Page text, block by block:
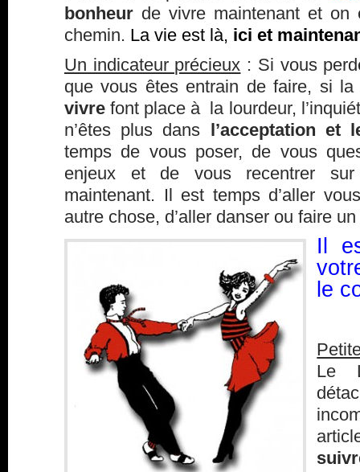
bonheur de vivre maintenant et on
chemin. La vie est là, ici et
Un indicateur précieux : Si vous
que vous êtes entrain de faire, si
vivre font place à la lourdeur,
n’êtes plus dans l’acceptation et
temps de vous poser, de vous
enjeux et de vous recentrer
maintenant. Il est temps d’aller
autre chose, d’aller danser ou faire
Il
le
Le